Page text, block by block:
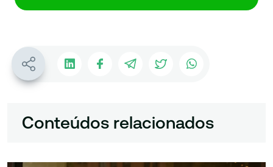
Conteúdos relacionados